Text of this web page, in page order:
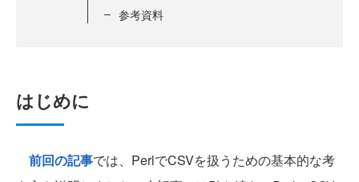
参考資料
はじめに
前回の記事では、PerlでCSVを扱うための基本的な考